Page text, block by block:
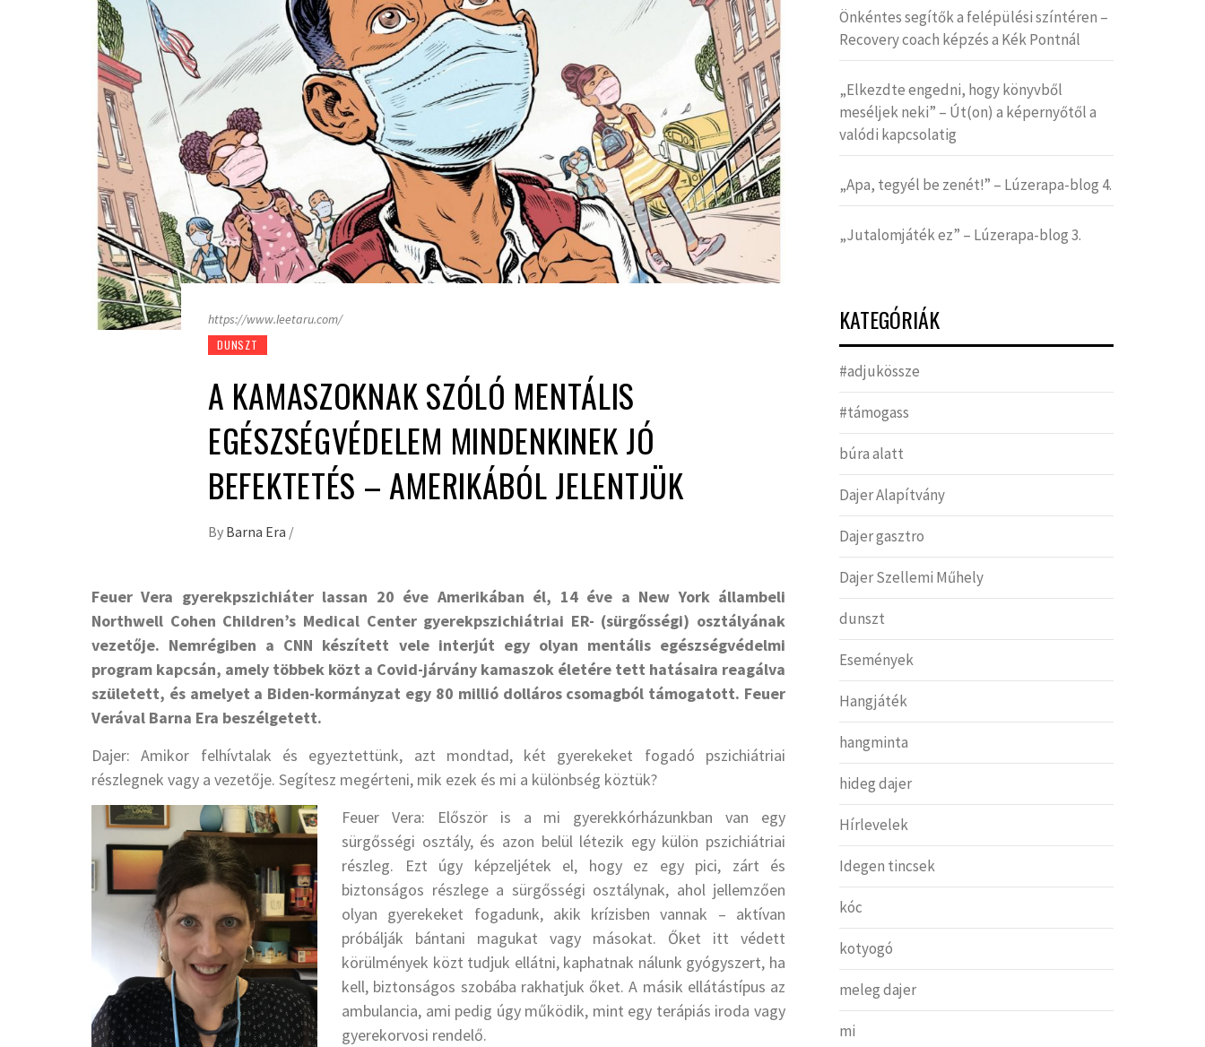
https://www.leetaru.com/
DUNSZT
A KAMASZOKNAK SZÓLÓ MENTÁLIS
EGÉSZSÉGVÉDELEM MINDENKINEK JÓ
BEFEKTETÉS – AMERIKÁBÓL JELENTJÜK
By Barna Era /
Feuer Vera gyerekpszichiáter lassan 20 éve Amerikában él, 14 éve a New York állambeli
Northwell Cohen Children’s Medical Center gyerekpszichiátriai ER- (sürgősségi) osztályának
vezetője. Nemrégiben a CNN készített vele interjút egy olyan mentális egészségvédelmi
program kapcsán, amely többek közt a Covid-járvány kamaszok életére tett hatásaira reagálva
született, és amelyet a Biden-kormányzat egy 80 millió dolláros csomagból támogatott. Feuer
Verával Barna Era beszélgetett.
Dajer: Amikor felhívtalak és egyeztettünk, azt mondtad, két gyerekeket fogadó pszichiátriai
részlegnek vagy a vezetője. Segítesz megérteni, mik ezek és mi a különbség köztük?
Feuer Vera: Először is a mi gyerekkórházunkban van egy
sürgősségi osztály, és azon belül létezik egy külön pszichiátriai
részleg. Ezt úgy képzeljétek el, hogy ez egy pici, zárt és
biztonságos részlege a sürgősségi osztálynak, ahol jellemzően
olyan gyerekeket fogadunk, akik krízisben vannak – aktívan
próbálják bántani magukat vagy másokat. Őket itt védett
körülmények közt tudjuk ellátni, kaphatnak nálunk gyógyszert, ha
kell, biztonságos szobába rakhatjuk őket. A másik ellátástípus az
ambulancia, ami pedig úgy működik, mint egy terápiás iroda vagy
gyerekorvosi rendelő.
Önkéntes segítők a felépülési színtéren –
Recovery coach képzés a Kék Pontnál
„Elkezdte engedni, hogy könyvből
meséljek neki” – Út(on) a képernyőtől a
valódi kapcsolatig
„Apa, tegyél be zenét!” – Lúzerapa-blog 4.
„Jutalomjáték ez” – Lúzerapa-blog 3.
KATEGÓRIÁK
#adjukössze
#támogass
búra alatt
Dajer Alapítvány
Dajer gasztro
Dajer Szellemi Műhely
dunszt
Események
Hangjáték
hangminta
hideg dajer
Hírlevelek
Idegen tincsek
kóc
kotyogó
meleg dajer
mi